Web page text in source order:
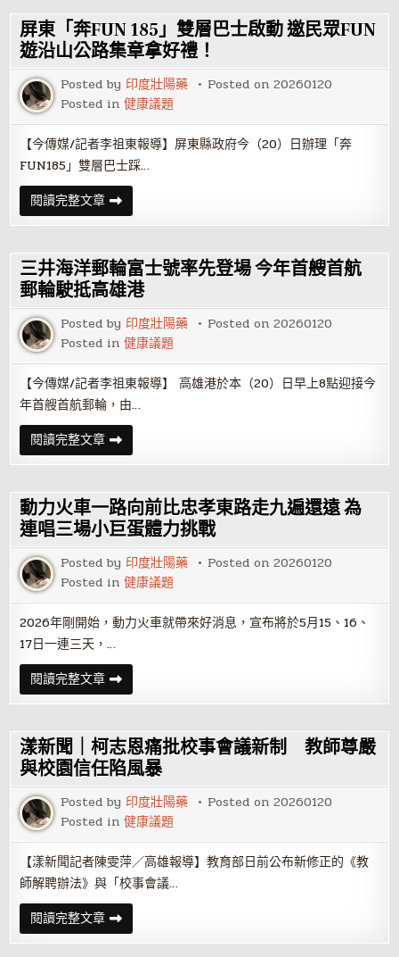
好
年」
全
市
商
圈
熱
馬
年！
1
月
31
日
三
鳳
中
街
打
30
商
圈
精
彩
活
動
接
力
迎
新
春
屏東「奔FUN 185」雙層巴士啟動 邀民眾FUN
遊沿山公路集章拿好禮！
Posted by 印度壯陽藥 Posted on20260120
Posted in健康議題
【今傳媒/記者李祖東報導】屏東縣政府今（20）日辦理「奔
FUN185」雙層巴士踩…
閱讀完整文章屏
東
「奔
185」
雙
層
巴
士
啟
動
邀
民
眾
FUN
遊
沿
山
公
路
集
章
禮！
三井海洋郵輪富士號率先登場 今年首艘首航
郵輪駛抵高雄港
Posted by 印度壯陽藥 Posted on20260120
Posted in健康議題
【今傳媒/記者李祖東報導】 高雄港於本（20）日早上8點迎接今
年首艘首航郵輪，由…
閱讀完整文章三
井
海
郵
輪
富
士
號
率
先
登
場
今
年
首
首
航
郵
輪
駛
雄
港
動力火車一路向前比忠孝東路走九遍還遠 為
連唱三場小巨蛋體力挑戰
Posted by 印度壯陽藥 Posted on20260120
Posted in健康議題
2026年剛開始，動力火車就帶來好消息，宣布將於5月15、16、
17日一連三天，…
閱讀完整文章動
力
火
一
路
向
前
比
忠
孝
東
路
走
九
遍
還
遠
為
連
唱
三
漾新聞｜柯志恩痛批校事會議新制 教師尊嚴
與校園信任陷風暴
Posted by 印度壯陽藥 Posted on20260120
Posted in健康議題
【漾新聞記者陳雯萍／高雄報導】教育部日前公布新修正的《教
師解聘辦法》與「校事會議…
閱讀完整文章漾
新
聞